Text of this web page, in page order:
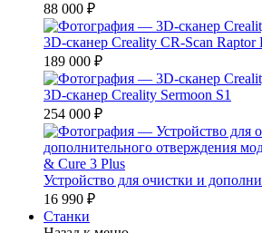
88 000 ₽
3D-сканер Creality CR-Scan Raptor
189 000 ₽
3D-сканер Creality Sermoon S1
254 000 ₽
Устройство для очистки и
16 990 ₽
Станки